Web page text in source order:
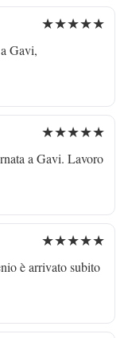
★★★★★
Gavi,
★★★★★
a Gavi. Lavoro
★★★★★
è arrivato subito